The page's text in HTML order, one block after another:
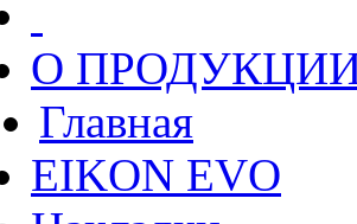
О
Главная
EIKON EVO